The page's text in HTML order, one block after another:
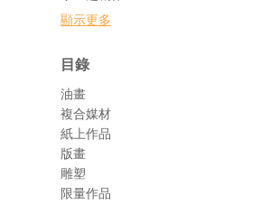
顯示更多
目錄
油畫
複合媒材
紙上作品
版畫
雕塑
限量作品